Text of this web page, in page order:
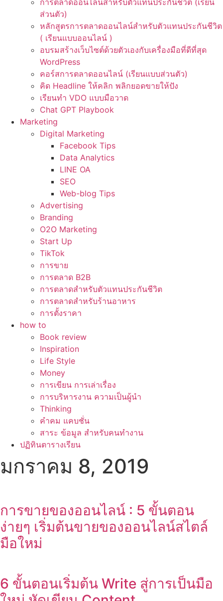
การตลาดออนไลน์สำหรับตัวแทนประกันชีวิต (เรียน
ส่วนตัว)
หลักสูตรการตลาดออนไลน์สำหรับตัวแทนประกันชีวิต
( เรียนแบบออนไลน์ )
อบรมสร้างเว็บไซต์ด้วยตัวเองกับเครื่องมือที่ดีที่สุด
WordPress
คอร์สการตลาดออนไลน์ (เรียนแบบส่วนตัว)
คิด Headline ให้คลิก พลิกยอดขายให้ปัง
เรียนทำ VDO แบบมือวาด
Chat GPT Playbook
Marketing
Digital Marketing
Facebook Tips
Data Analytics
LINE OA
SEO
Web-blog Tips
Advertising
Branding
O2O Marketing
Start Up
TikTok
การขาย
การตลาด B2B
การตลาดสำหรับตัวแทนประกันชีวิต
การตลาดสำหรับร้านอาหาร
การตั้งราคา
how to
Book review
Inspiration
Life Style
Money
การเขียน การเล่าเรื่อง
การบริหารงาน ความเป็นผู้นำ
Thinking
คำคม แคบชั่น
สาระ ข้อมูล สำหรับคนทำงาน
ปฏิทินตารางเรียน
มกราคม 8, 2019
การขายของออนไลน์ : 5 ขั้นตอน
ง่ายๆ เริ่มต้นขายของออนไลน์สไตล์
มือใหม่
6 ขั้นตอนเริ่มต้น Write สู่การเป็นมือ